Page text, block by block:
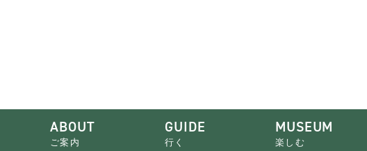
ABOUT
ご案内
GUIDE
行く
MUSEUM
楽しむ